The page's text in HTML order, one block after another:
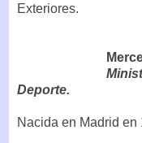
Exteriores.
Deporte.
Nacida en Madrid en